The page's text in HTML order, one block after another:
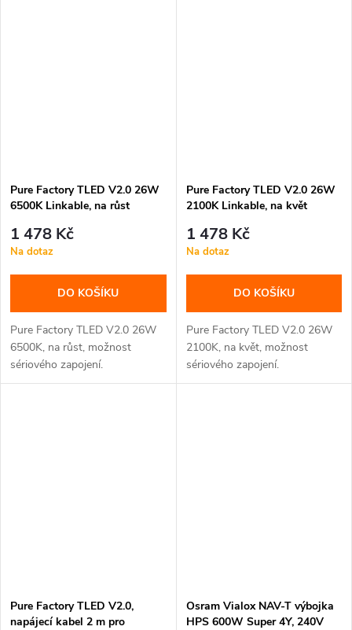
Pure Factory TLED V2.0 26W
6500K Linkable, na růst
1 478 Kč
Na dotaz
DO KOŠÍKU
Pure Factory TLED V2.0 26W
6500K, na růst, možnost
sériového zapojení.
Pure Factory TLED V2.0 26W
2100K Linkable, na květ
1 478 Kč
Na dotaz
DO KOŠÍKU
Pure Factory TLED V2.0 26W
2100K, na květ, možnost
sériového zapojení.
Pure Factory TLED V2.0,
napájecí kabel 2 m pro
Osram Vialox NAV-T výbojka
HPS 600W Super 4Y, 240V